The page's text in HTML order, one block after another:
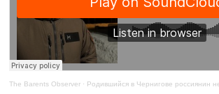
The Barents Observer · Родившийся в Чернигове россиянин не смог получить в